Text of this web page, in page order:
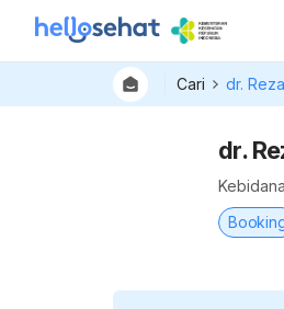
Cari
dr.